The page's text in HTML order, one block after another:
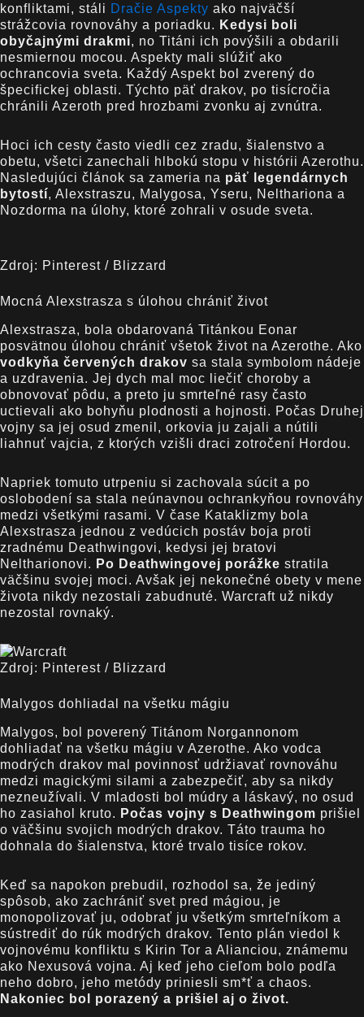
konfliktami, stáli Dračie Aspekty ako najväčší
strážcovia rovnováhy a poriadku. Kedysi boli
obyčajnými drakmi, no Titáni ich povýšili a obdarili
nesmiernou mocou. Aspekty mali slúžiť ako
ochrancovia sveta. Každý Aspekt bol zverený do
špecifickej oblasti. Týchto päť drakov, po tisícročia
chránili Azeroth pred hrozbami zvonku aj zvnútra.
Hoci ich cesty často viedli cez zradu, šialenstvo a
obetu, všetci zanechali hlbokú stopu v histórii Azerothu.
Nasledujúci článok sa zameria na päť legendárnych
bytostí, Alexstraszu, Malygosa, Yseru, Nelthariona a
Nozdorma na úlohy, ktoré zohrali v osude sveta.
Zdroj: Pinterest / Blizzard
Mocná Alexstrasza s úlohou chrániť život
Alexstrasza, bola obdarovaná Titánkou Eonar
posvätnou úlohou chrániť všetok život na Azerothe. Ako
vodkyňa červených drakov sa stala symbolom nádeje
a uzdravenia. Jej dych mal moc liečiť choroby a
obnovovať pôdu, a preto ju smrteľné rasy často
uctievali ako bohyňu plodnosti a hojnosti. Počas Druhej
vojny sa jej osud zmenil, orkovia ju zajali a nútili
liahnuť vajcia, z ktorých vzišli draci zotročení Hordou.
Napriek tomuto utrpeniu si zachovala súcit a po
oslobodení sa stala neúnavnou ochrankyňou rovnováhy
medzi všetkými rasami. V čase Kataklizmy bola
Alexstrasza jednou z vedúcich postáv boja proti
zradnému Deathwingovi, kedysi jej bratovi
Neltharionovi. Po Deathwingovej porážke stratila
väčšinu svojej moci. Avšak jej nekonečné obety v mene
života nikdy nezostali zabudnuté. Warcraft už nikdy
nezostal rovnaký.
Zdroj: Pinterest / Blizzard
Malygos dohliadal na všetku mágiu
Malygos, bol poverený Titánom Norgannonom
dohliadať na všetku mágiu v Azerothe. Ako vodca
modrých drakov mal povinnosť udržiavať rovnováhu
medzi magickými silami a zabezpečiť, aby sa nikdy
nezneužívali. V mladosti bol múdry a láskavý, no osud
ho zasiahol kruto. Počas vojny s Deathwingom prišiel
o väčšinu svojich modrých drakov. Táto trauma ho
dohnala do šialenstva, ktoré trvalo tisíce rokov.
Keď sa napokon prebudil, rozhodol sa, že jediný
spôsob, ako zachrániť svet pred mágiou, je
monopolizovať ju, odobrať ju všetkým smrteľníkom a
sústrediť do rúk modrých drakov. Tento plán viedol k
vojnovému konfliktu s Kirin Tor a Alianciou, známemu
ako Nexusová vojna. Aj keď jeho cieľom bolo podľa
neho dobro, jeho metódy priniesli sm*ť a chaos.
Nakoniec bol porazený a prišiel aj o život.